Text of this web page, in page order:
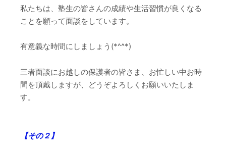
私たちは、塾生の皆さんの成績や生活習慣が良くなる
ことを願って面談をしています。
有意義な時間にしましょう(*^^*)
三者面談にお越しの保護者の皆さま、お忙しい中お時
間を頂戴しますが、どうぞよろしくお願いいたしま
す。
【その２】